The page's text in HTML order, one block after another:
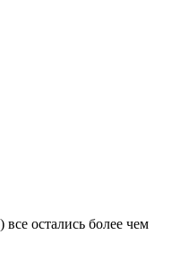
остались более чем